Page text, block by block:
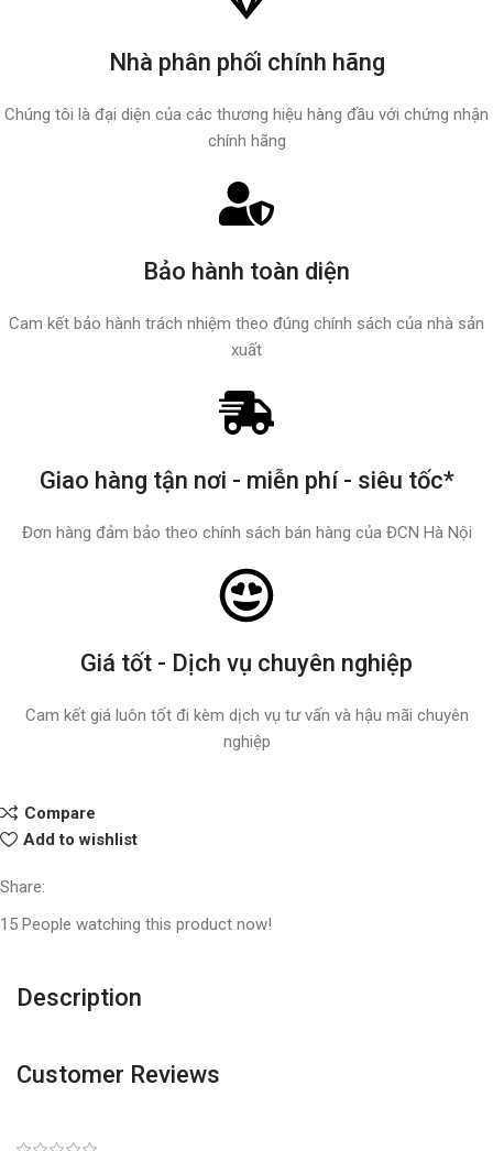
Nhà phân phối chính hãng
Chúng tôi là đại diện của các thương hiệu hàng đầu với chứng nhận
chính hãng
Bảo hành toàn diện
Cam kết bảo hành trách nhiệm theo đúng chính sách của nhà sản
xuất
Giao hàng tận nơi - miễn phí - siêu tốc*
Đơn hàng đảm bảo theo chính sách bán hàng của ĐCN Hà Nội
Giá tốt - Dịch vụ chuyên nghiệp
Cam kết giá luôn tốt đi kèm dịch vụ tư vấn và hậu mãi chuyên
nghiệp
Compare
Add to wishlist
Share:
15 People watching this product now!
Description
Customer Reviews